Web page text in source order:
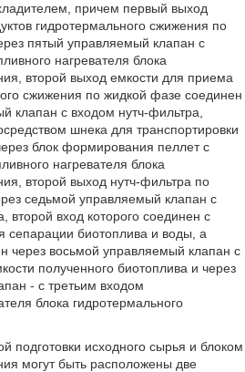
причем первый выход
гидротермального сжижения по
пятый управляемый клапан с
нагревателя блока
второй выход емкости для приема
сжижения по жидкой фазе соединен
клапан с входом нутч-фильтра,
шнека для транспортировки
блок формирования пеллет с
нагревателя блока
второй выход нутч-фильтра по
седьмой управляемый клапан с
второй вход которого соединен с
сепарации биотоплива и воды, а
через восьмой управляемый клапан с
полученного биотоплива и через
- с третьим входом
блока гидротермального
подготовки исходного сырья и блоком
могут быть расположены две